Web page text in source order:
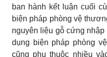
ban hành kết luận cuối
biện pháp phòng vệ
nguyên liệu gỗ cứng
dụng biện pháp phòng
cũng phụ thuộc nhiều